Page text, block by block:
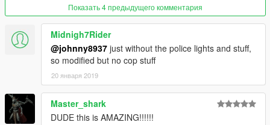
Everything else is normal
Thank you for your download
Показать 4 предыдущего комментария
Midnigh7Rider
@johnny8937 just without the police lights and stuff,
so modified but no cop stuff
20 января 2019
Master_shark
DUDE this is AMAZING!!!!!!